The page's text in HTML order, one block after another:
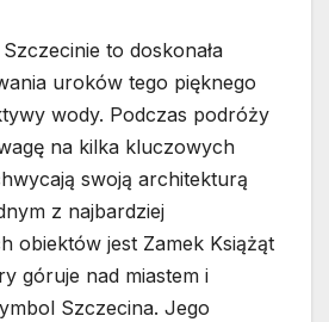
to doskonała
uroków tego pięknego
wody. Podczas podróży
na kilka kluczowych
swoją architekturą
z najbardziej
obiektów jest Zamek Książąt
góruje nad miastem i
Szczecina. Jego